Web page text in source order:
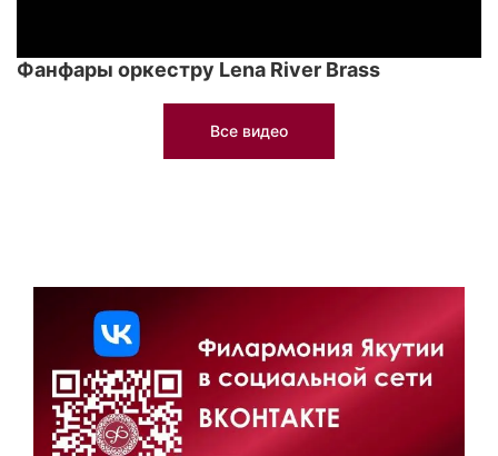
Фанфары оркестру Lena River Brass
Все видео